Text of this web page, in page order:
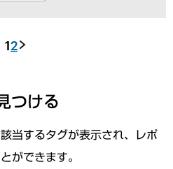
12
つける
当するタグが表示され、レポ
ができます。